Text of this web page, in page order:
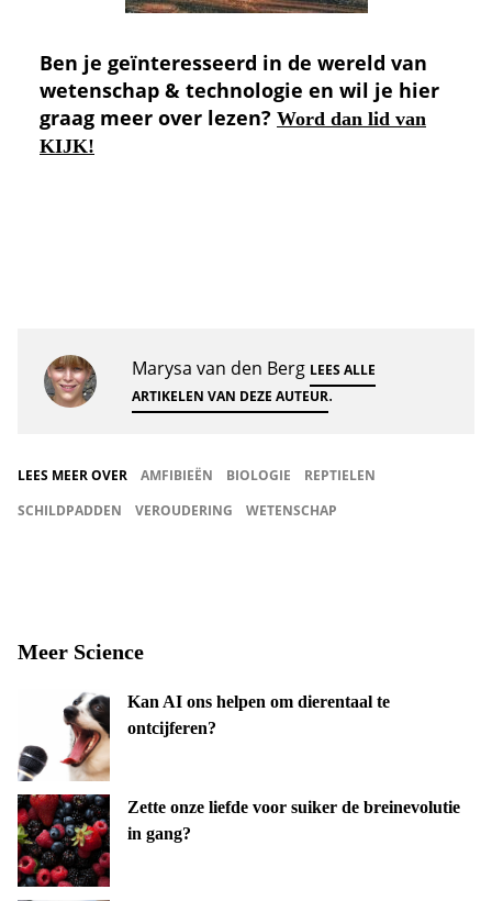
Ben je geïnteresseerd in de wereld van
wetenschap & technologie en wil je hier
graag meer over lezen? Word dan lid van
KIJK!
Marysa van den Berg LEES ALLE
ARTIKELEN VAN DEZE AUTEUR.
LEES MEER OVER AMFIBIEËN BIOLOGIE
REPTIELEN
SCHILDPADDEN
VEROUDERING WETENSCHAP
Meer Science
Kan AI ons helpen om dierentaal te
ontcijferen?
Zette onze liefde voor suiker de breinevolutie
in gang?